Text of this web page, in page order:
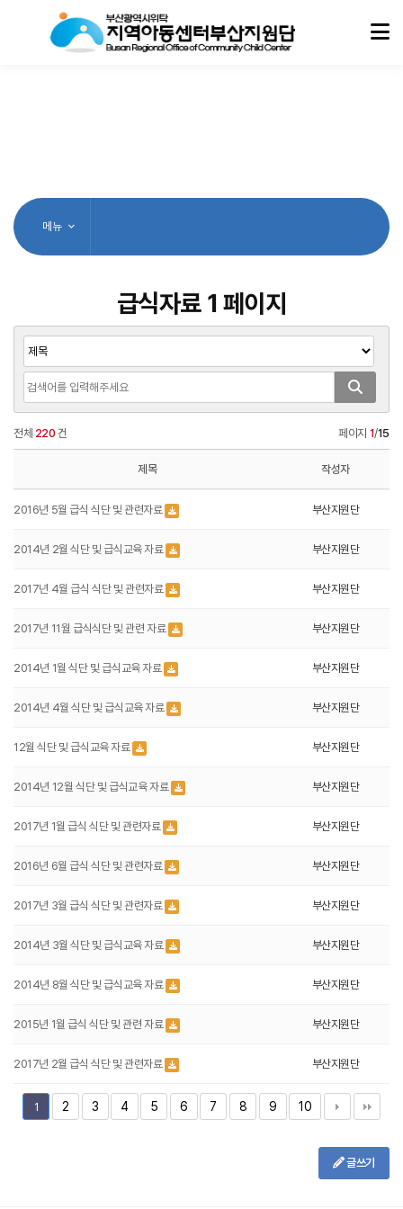
메뉴
급식자료 1 페이지
전체 220 건 페이지 1/15
제목 작성자
2016년 5월 급식 식단 및 관련자료 부산지원단
2014년 2월 식단 및 급식교육 자료 부산지원단
2017년 4월 급식 식단 및 관련자료 부산지원단
2017년 11월 급식식단 및 관련 자료 부산지원단
2014년 1월 식단 및 급식교육 자료 부산지원단
2014년 4월 식단 및 급식교육 자료 부산지원단
12월 식단 및 급식교육 자료 부산지원단
2014년 12월 식단 및 급식교육 자료 부산지원단
2017년 1월 급식 식단 및 관련자료 부산지원단
2016년 6월 급식 식단 및 관련자료 부산지원단
2017년 3월 급식 식단 및 관련자료 부산지원단
2014년 3월 식단 및 급식교육 자료 부산지원단
2014년 8월 식단 및 급식교육 자료 부산지원단
2015년 1월 급식 식단 및 관련 자료 부산지원단
2017년 2월 급식 식단 및 관련자료 부산지원단
1 2 3 4 5 6 7 8 9 10
글쓰기